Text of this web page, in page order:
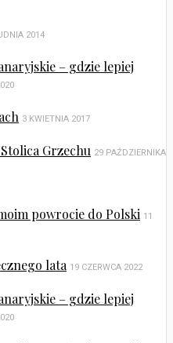
2014
– gdzie lepiej
3 KWIETNIA 2017
Grzechu 29 PAŹDZIERNIKA
powrocie do Polski 11
lata 19 CZERWCA 2022
– gdzie lepiej